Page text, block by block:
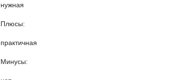
нужная
Плюсы:
практичная
Минусы: